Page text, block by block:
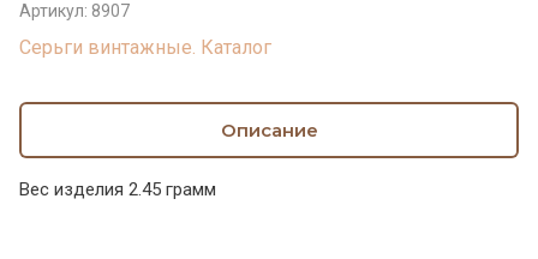
Артикул: 8907
Серьги винтажные. Каталог
Описание
Вес изделия 2.45 грамм